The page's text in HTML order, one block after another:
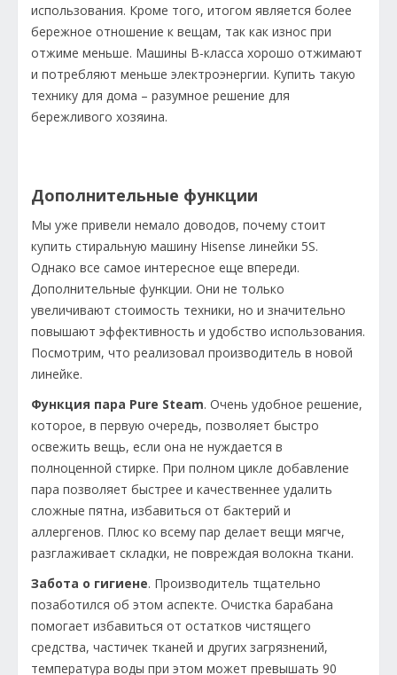
использования. Кроме того, итогом является более
бережное отношение к вещам, так как износ при
отжиме меньше. Машины В-класса хорошо отжимают
и потребляют меньше электроэнергии. Купить такую
технику для дома – разумное решение для
бережливого хозяина.
Дополнительные функции
Мы уже привели немало доводов, почему стоит
купить стиральную машину Hisense линейки 5S.
Однако все самое интересное еще впереди.
Дополнительные функции. Они не только
увеличивают стоимость техники, но и значительно
повышают эффективность и удобство использования.
Посмотрим, что реализовал производитель в новой
линейке.
Функция пара Pure Steam. Очень удобное решение,
которое, в первую очередь, позволяет быстро
освежить вещь, если она не нуждается в
полноценной стирке. При полном цикле добавление
пара позволяет быстрее и качественнее удалить
сложные пятна, избавиться от бактерий и
аллергенов. Плюс ко всему пар делает вещи мягче,
разглаживает складки, не повреждая волокна ткани.
Забота о гигиене. Производитель тщательно
позаботился об этом аспекте. Очистка барабана
помогает избавиться от остатков чистящего
средства, частичек тканей и других загрязнений,
температура воды при этом может превышать 90